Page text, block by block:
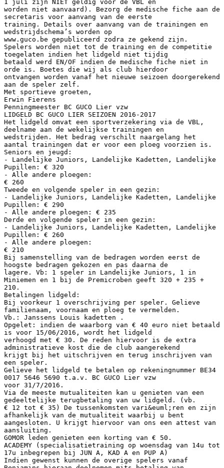
1 juli zijn NIET geldig voor de VBL en
worden niet aanvaard). Bezorg de medische fiche aan de
secretaris voor aanvang van de eerste
training. Details over aanvang van de trainingen en
wedstrijdschema’s worden op
www.guco.be gepubliceerd zodra ze gekend zijn.
Spelers worden niet tot de training en de competitie
toegelaten indien het lidgeld niet tijdig
betaald werd EN/OF indien de medische fiche niet in
orde is. Boetes die wij als club hierdoor
ontvangen worden vanaf het nieuwe seizoen doorgerekend
aan de speler zelf.
Met sportieve groeten,
Erwin Fierens
Penningmeester BC GUCO Lier vzw
LIDGELD BC GUCO LIER SEIZOEN 2016-2017
Het lidgeld omvat een sportverzekering via de VBL,
deelname aan de wekelijkse trainingen en
wedstrijden. Het bedrag verschilt naargelang het
aantal trainingen dat er voor een ploeg voorzien is.
Seniors en jeugd:
- Landelijke Juniors, Landelijke Kadetten, Landelijke
Pupillen: € 320
- Alle andere ploegen:
€ 260
Tweede en volgende speler in een gezin:
- Landelijke Juniors, Landelijke Kadetten, Landelijke
Pupillen: € 290
- Alle andere ploegen: € 235
Derde en volgende speler in een gezin:
- Landelijke Juniors, Landelijke Kadetten, Landelijke
Pupillen: € 260
- Alle andere ploegen:
€ 210
Bij samenstelling van de bedragen worden eerst de
hoogste bedragen gekozen en pas daarna de
lagere. Vb: 1 speler in Landelijke Juniors, 1 in
Miniemen en 1 bij de Premicroben geeft 320 + 235 +
210.
Betalingen lidgeld:
Bij voorkeur 1 overschrijving per speler. Gelieve
familienaam, voornaam en ploeg te vermelden.
Vb.: Janssens Louis kadetten .
Opgelet: indien de waarborg van € 40 euro niet betaald
is voor 15/06/2016, wordt het lidgeld
verhoogd met € 30. De reden hiervoor is de extra
administratieve kost die de club aangerekend
krijgt bij het uitschrijven en terug inschrijven van
een speler.
Gelieve het lidgeld te betalen op rekeningnummer BE34
0017 5646 5690 t.a.v. BC GUCO Lier vzw
voor 31/7/2016.
Via de meeste mutualiteiten kan u genieten van een
gedeeltelijke terugbetaling van uw lidgeld. (vb.
€ 12 tot € 35) De tussenkomsten vari&euml;ren en zijn
afhankelijk van de mutualiteit waarbij u bent
aangesloten. U krijgt hiervoor van ons een attest van
aansluiting.
GOMOR leden genieten een korting van € 50.
ACADEMY (specialisatietraining op woensdag van 14u tot
17u inbegrepen bij JUN A, KAD A en PUP A)
Indien gewenst kunnen de overige spelers vanaf